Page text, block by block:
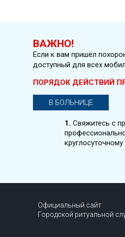
ВАЖНО!
Если к вам пришёл
доступный для всех
ПОРЯДОК ДЕЙСТВИЙ
В БОЛЬНИЦЕ
1. Свяжитесь с
Официальный сайт
Городской ритуальной